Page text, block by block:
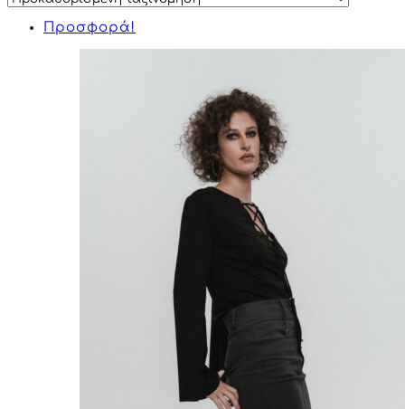
Προσφορά!